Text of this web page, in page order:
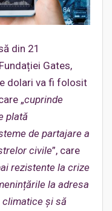
din 21
Gates,
dolari va fi folosit
„cuprinde
plată
de partajare a
civile”, care
rezistente la crize
la adresa
și să